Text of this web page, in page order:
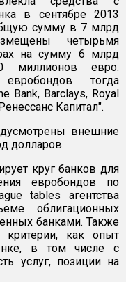
в сентябре 2013
сумму в 7 млрд
четырьмя
на сумму 6 млрд
евро.
евробондов тогда
Bank, Barclays, Royal
Капитал".
внешние
долларов.
круг банков для
евробондов по
tables агентства
облигационных
банками. Также
критерии, как опыт
в том числе с
услуг, позиции на